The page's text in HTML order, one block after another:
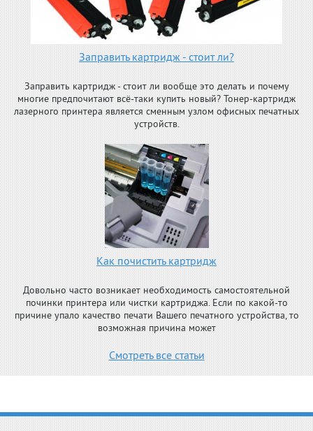
Заправить картридж - стоит ли?
Заправить картридж - стоит ли вообще это делать и почему
многие предпочитают всё-таки купить новый? Тонер-картридж
лазерного принтера является сменным узлом офисных печатных
устройств.
Как почистить картридж
Довольно часто возникает необходимость самостоятельной
починки принтера или чистки картриджа. Если по какой-то
причине упало качество печати Вашего печатного устройства, то
возможная причина может
Смотреть все статьи